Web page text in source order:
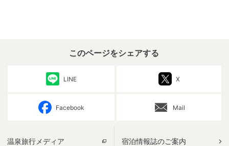
このページをシェアする
LINE X
Facebook Mail
温泉旅行メディア 宿泊情報誌のご案内